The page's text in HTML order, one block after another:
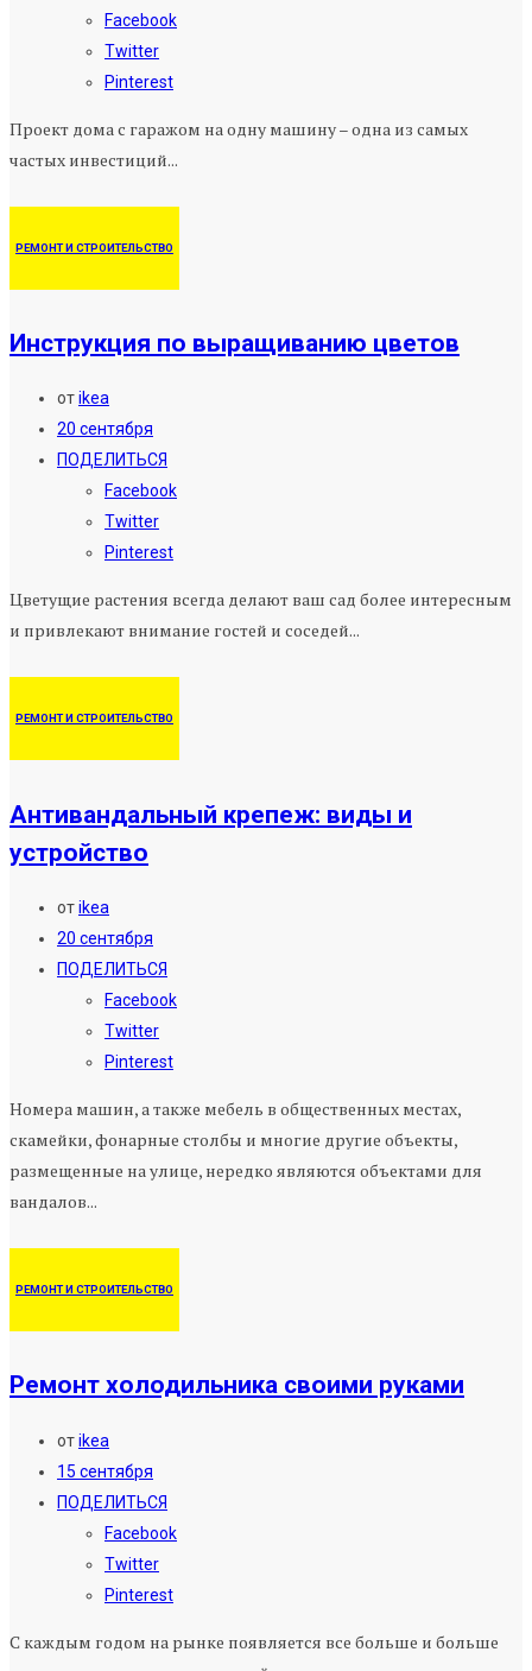
Facebook
Twitter
Pinterest
Проект дома с гаражом на одну машину – одна из самых
частых инвестиций...
РЕМОНТ И СТРОИТЕЛЬСТВО
Инструкция по выращиванию цветов
отikea
20 сентября
ПОДЕЛИТЬСЯ
Facebook
Twitter
Pinterest
Цветущие растения всегда делают ваш сад более интересным
и привлекают внимание гостей и соседей...
РЕМОНТ И СТРОИТЕЛЬСТВО
Антивандальный крепеж: виды и
устройство
отikea
20 сентября
ПОДЕЛИТЬСЯ
Facebook
Twitter
Pinterest
Номера машин, а также мебель в общественных местах,
скамейки, фонарные столбы и многие другие объекты,
размещенные на улице, нередко являются объектами для
вандалов...
РЕМОНТ И СТРОИТЕЛЬСТВО
Ремонт холодильника своими руками
отikea
15 сентября
ПОДЕЛИТЬСЯ
Facebook
Twitter
Pinterest
С каждым годом на рынке появляется все больше и больше